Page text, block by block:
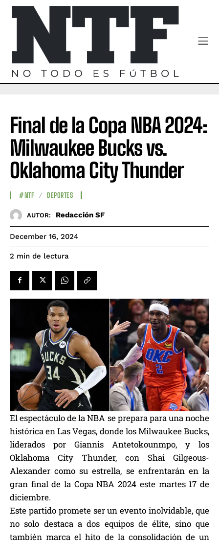
Final de la Copa NBA 2024:
Milwaukee Bucks vs.
Oklahoma City Thunder
#NTF DEPORTES
AUTOR: Redacción SF
December 16, 2024
2 min de lectura
El espectáculo de la NBA se prepara para una noche
histórica en Las Vegas, donde los Milwaukee Bucks,
liderados por Giannis Antetokounmpo, y los
Oklahoma City Thunder, con Shai Gilgeous-
Alexander como su estrella, se enfrentarán en la
gran final de la Copa NBA 2024 este martes 17 de
diciembre.
Este partido promete ser un evento inolvidable, que
no solo destaca a dos equipos de élite, sino que
también marca el hito de la consolidación de un